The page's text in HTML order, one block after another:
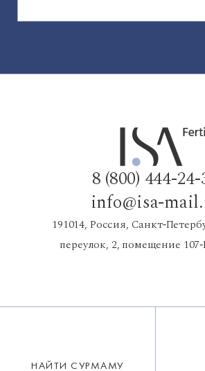
8 (800) 444-
info@isa-
191014, Россия,
переулок, 2, помещение
НАЙТИ СУРМАМУ